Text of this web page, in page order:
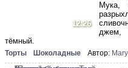
12:26
Мука,
джем,
тёмный.
Торты Шоколадные Автор: